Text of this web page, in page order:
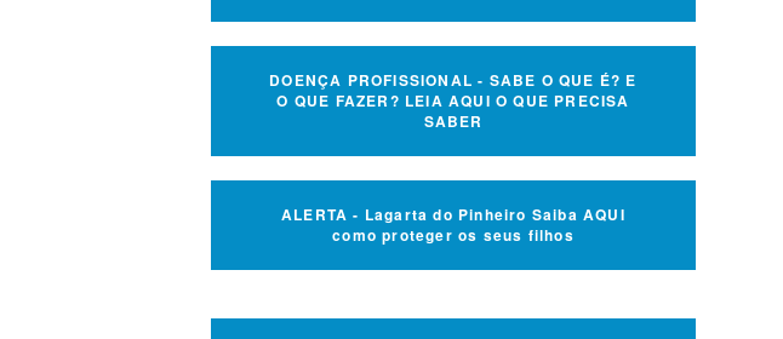
DOENÇA PROFISSIONAL - SABE O QUE É? E
O QUE FAZER? LEIA AQUI O QUE PRECISA
SABER
ALERTA - Lagarta do Pinheiro Saiba AQUI
como proteger os seus filhos